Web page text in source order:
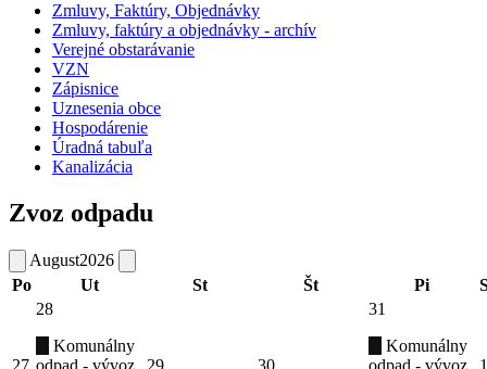
Zmluvy, Faktúry, Objednávky
Zmluvy, faktúry a objednávky - archív
Verejné obstarávanie
VZN
Zápisnice
Uznesenia obce
Hospodárenie
Úradná tabuľa
Kanalizácia
Zvoz odpadu
August2026
Po
Ut St Št Pi
28
Komunálny
31
Komunálny